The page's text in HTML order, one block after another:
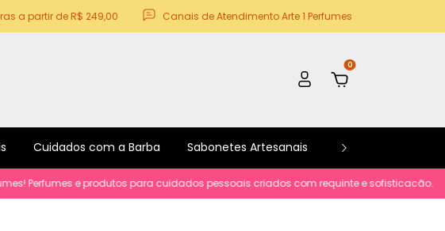
a partir de R$ 249,00 Canais de Atendimento Arte 1 Perfumes
0
Cuidados com a Barba Sabonetes Artesanais Kits e Promoções
e produtos para cuidados pessoais criados com requinte e sofisticacão.